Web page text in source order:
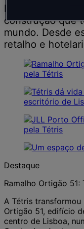
Descubra os
construção que
mundo. Desde
retalho e
Destaque
Ramalho Ortigão
A Tétris transformou
Ortigão 51, edifício
centro de Lisboa,